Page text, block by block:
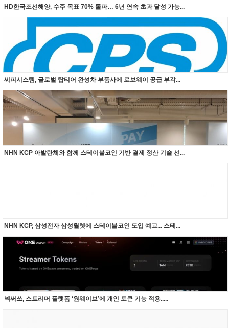
HD한국조선해양, 수주 목표 70% 돌파… 6년 연속 초과 달성 가능...
씨피시스템, 글로벌 탑티어 완성차 부품사에 로보웨이 공급 부각...
NHN KCP 아발란체와 함께 스테이블코인 기반 결제 정산 기술 선...
NHN KCP, 삼성전자 삼성월렛에 스테이블코인 도입 예고... 스테...
넥써쓰, 스트리머 플랫폼 ‘원웨이브’에 개인 토큰 기능 적용.....